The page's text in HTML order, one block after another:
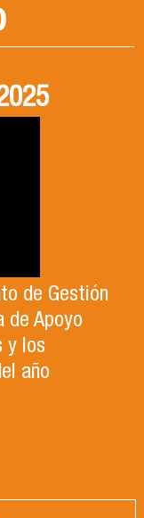
de Gestión
de Apoyo
y los
año
2
el
por el
de
la Facultad
Escuela
nuestro
para el cargo
2025-2026.